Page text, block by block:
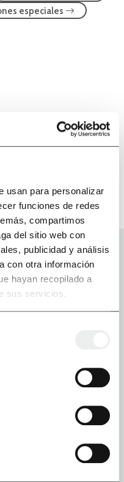
usan para personalizar
funciones de redes
compartimos
del sitio web con
publicidad y análisis
con otra información
hayan recopilado a
sus servicios.
especiales